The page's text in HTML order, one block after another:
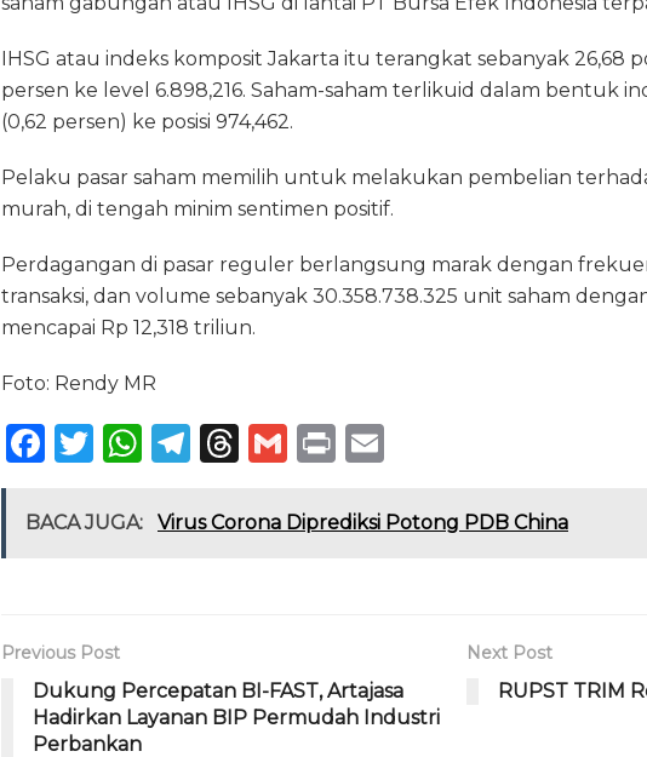
b
o
o
k
r
ts
A
p
p
ra
m
d
s
IHSG atau indeks komposit Jakarta itu terangkat sebanyak 26,68
persen ke level 6.898,216. Saham-saham terlikuid dalam bentuk
(0,62 persen) ke posisi 974,462.
Pelaku pasar saham memilih untuk melakukan pembelian
murah, di tengah minim sentimen positif.
Perdagangan di pasar reguler berlangsung marak dengan
transaksi, dan volume sebanyak 30.358.738.325 unit saham
mencapai Rp 12,318 triliun.
Foto: Rendy MR
F
c
o
o
k
T
it
W
a
p
T
e
T
re
G
ai
P
n ai
BACA JUGA: Virus Corona Diprediksi Potong PDB China
Previous Post
Dukung Percepatan BI-FAST, Artajasa
Hadirkan Layanan BIP Permudah Industri
Perbankan
Next Post
RUPST TRIM